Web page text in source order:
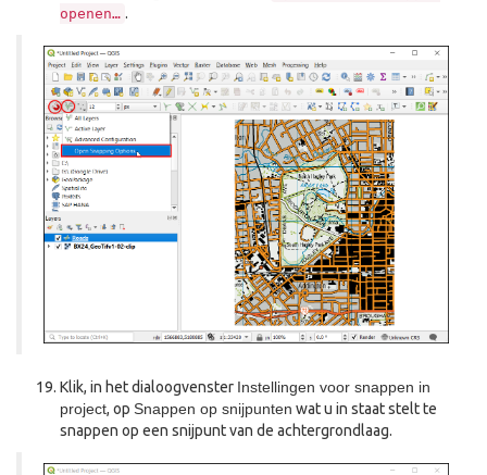
openen… .
Klik, in het dialoogvenster Instellingen voor snappen in
project, op Snappen op snijpunten wat u in staat stelt te
snappen op een snijpunt van de achtergrondlaag.